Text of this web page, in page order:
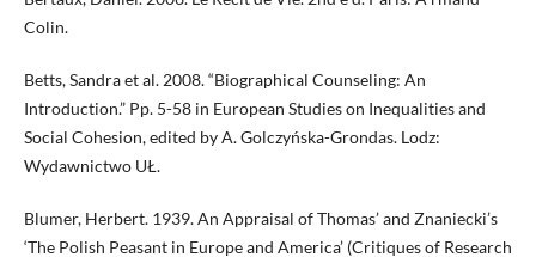
Colin.
Betts, Sandra et al. 2008. “Biographical Counseling: An
Introduction.” Pp. 5-58 in European Studies on Inequalities and
Social Cohesion, edited by A. Golczyńska-Grondas. Lodz:
Wydawnictwo UŁ.
Blumer, Herbert. 1939. An Appraisal of Thomas’ and Znaniecki’s
‘The Polish Peasant in Europe and America’ (Critiques of Research